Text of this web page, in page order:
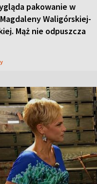
pakowanie w
Waligórskiej-
Mąż nie odpuszcza